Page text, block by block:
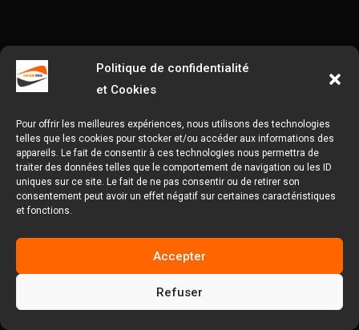
Politique de confidentialité
et Cookies
Pour offrir les meilleures expériences, nous utilisons des technologies
telles que les cookies pour stocker et/ou accéder aux informations des
appareils. Le fait de consentir à ces technologies nous permettra de
traiter des données telles que le comportement de navigation ou les ID
uniques sur ce site. Le fait de ne pas consentir ou de retirer son
consentement peut avoir un effet négatif sur certaines caractéristiques
et fonctions.
Accepter
Refuser